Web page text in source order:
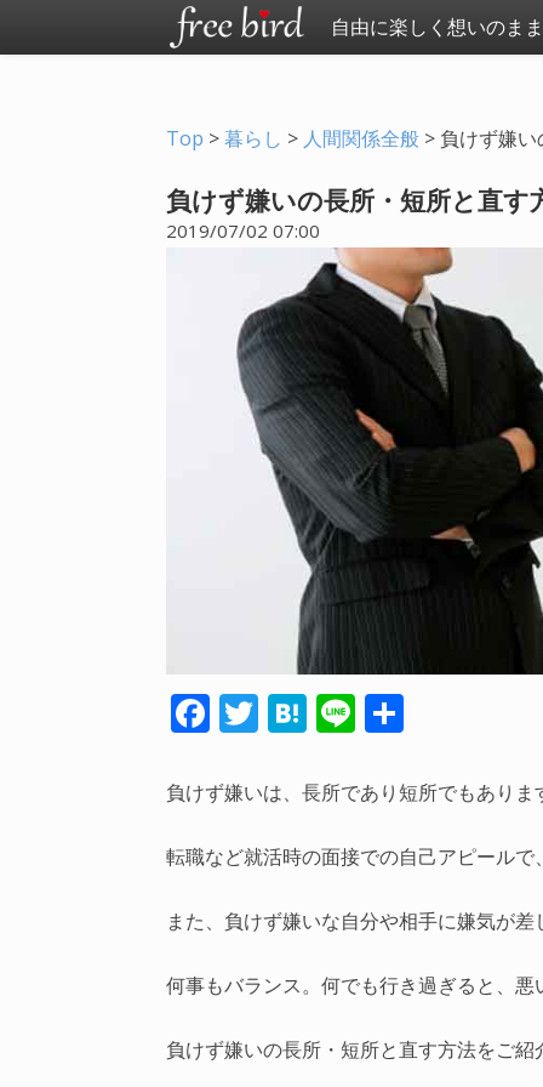
自由に楽しく想いのま
Top >暮らし > 人間関係全般 > 負けず嫌
負けず嫌いの長所・短所と直す
2019/07/02 07:00
F
e
o
o
k
T
itt
H
e
a
Li
e
負けず嫌いは、長所であり短所でもありま
転職など就活時の面接での自己アピール
また、負けず嫌いな自分や相手に嫌気が差
何事もバランス。何でも行き過ぎると、悪
負けず嫌いの長所・短所と直す方法をご紹